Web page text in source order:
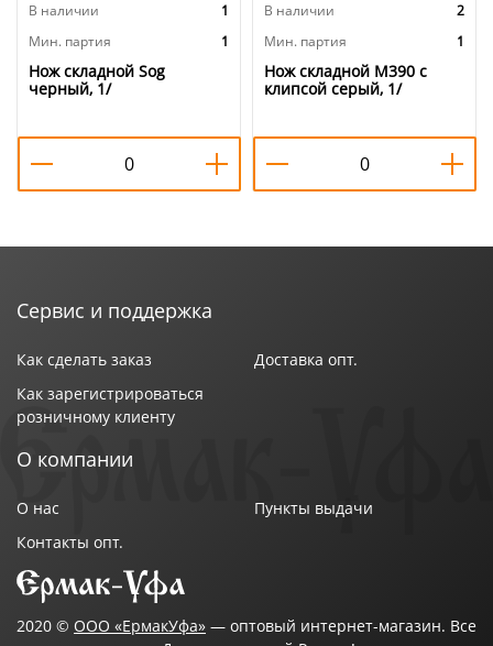
В наличии
1
Мин. партия
1
Нож складной Sog
черный, 1/
В наличии
2
Мин. партия
1
Нож складной М390 с
клипсой серый, 1/
Сервис и поддержка
Как сделать заказ
Как зарегистрироваться
розничному клиенту
Доставка опт.
О компании
О нас
Контакты опт.
Пункты выдачи
2020 © ООО «ЕрмакУфа» — оптовый интернет-магазин. Все